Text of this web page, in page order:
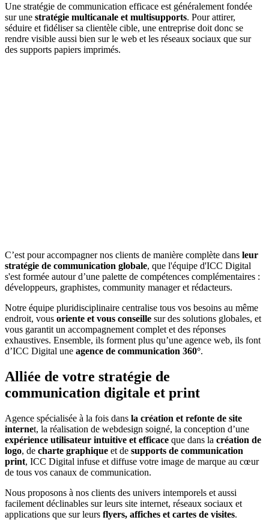
Une stratégie de communication efficace est généralement fondée
sur une stratégie multicanale et multisupports. Pour attirer,
séduire et fidéliser sa clientèle cible, une entreprise doit donc se
rendre visible aussi bien sur le web et les réseaux sociaux que sur
des supports papiers imprimés.
C’est pour accompagner nos clients de manière complète dans leur
stratégie de communication globale, que l'équipe d'ICC Digital
s'est formée autour d’une palette de compétences complémentaires :
développeurs, graphistes, community manager et rédacteurs.
Notre équipe pluridisciplinaire centralise tous vos besoins au même
endroit, vous oriente et vous conseille sur des solutions globales, et
vous garantit un accompagnement complet et des réponses
exhaustives. Ensemble, ils forment plus qu’une agence web, ils font
d’ICC Digital une agence de communication 360°.
Alliée de votre stratégie de
communication digitale et print
Agence spécialisée à la fois dans la création et refonte de site
internet, la réalisation de webdesign soigné, la conception d’une
expérience utilisateur intuitive et efficace que dans la création de
logo, de charte graphique et de supports de communication
print, ICC Digital infuse et diffuse votre image de marque au cœur
de tous vos canaux de communication.
Nous proposons à nos clients des univers intemporels et aussi
facilement déclinables sur leurs site internet, réseaux sociaux et
applications que sur leurs flyers, affiches et cartes de visites.